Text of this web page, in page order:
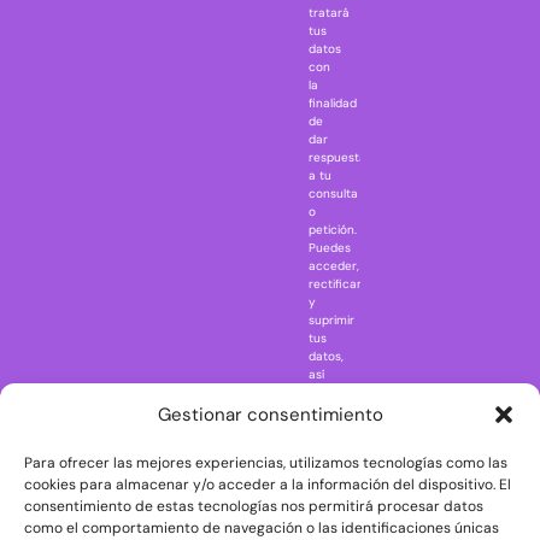
Gestionar consentimiento
Para ofrecer las mejores experiencias, utilizamos tecnologías como las
cookies para almacenar y/o acceder a la información del dispositivo. El
consentimiento de estas tecnologías nos permitirá procesar datos
como el comportamiento de navegación o las identificaciones únicas
Rick and
The Big Bang
Theory
The Blues
tratará
tus
datos
con
la
finalidad
de
dar
respuesta
a tu
consulta
o
petición.
Puedes
acceder,
rectificar
y
suprimir
tus
datos,
así
ejercer
consultando
la
información
adicional